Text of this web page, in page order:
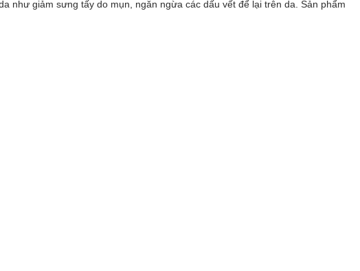
như giảm sưng tấy do mụn, ngăn ngừa các dấu vết để lại trên da. Sản phẩm